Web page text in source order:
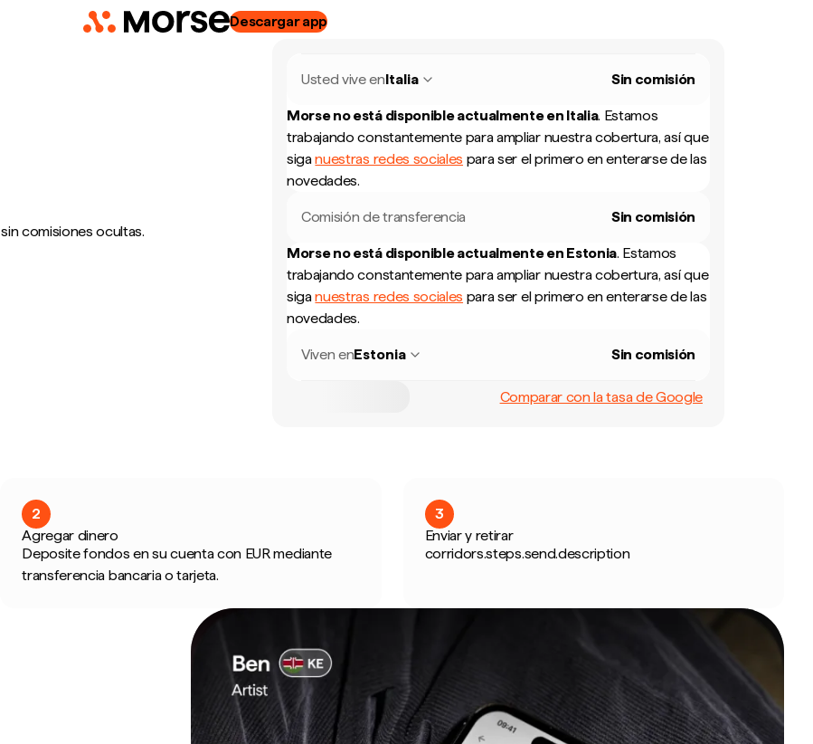
Descargar app
comisiones ocultas.
Usted vive enItalia Sin comisión
Morse no está disponible actualmente en Italia. Estamos
trabajando constantemente para ampliar nuestra cobertura, así que
siganuestras redes sociales para ser el primero en enterarse de las
novedades.
Comisión de transferencia Sin comisión
Morse no está disponible actualmente en Estonia. Estamos
trabajando constantemente para ampliar nuestra cobertura, así que
siganuestras redes sociales para ser el primero en enterarse de las
novedades.
Viven enEstonia Sin comisión
Comparar con la tasa de Google
2
Agregar dinero
Deposite fondos en su cuenta con EUR mediante
transferencia bancaria o tarjeta.
3
Enviar y retirar
corridors.steps.send.description